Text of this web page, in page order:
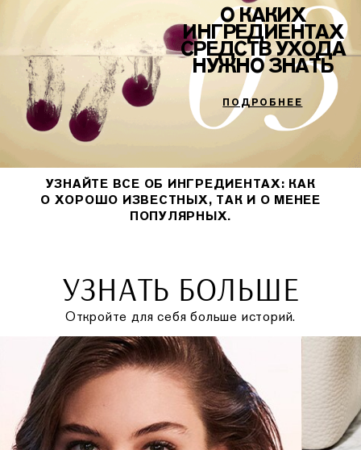
О КАКИХ
ИНГРЕДИЕНТАХ
СРЕДСТВ УХОДА
НУЖНО ЗНАТЬ
ПОДРОБНЕЕ
УЗНАЙТЕ ВСЕ ОБ ИНГРЕДИЕНТАХ: КАК
О ХОРОШО ИЗВЕСТНЫХ, ТАК И О МЕНЕЕ
ПОПУЛЯРНЫХ.
УЗНАТЬ БОЛЬШЕ
Откройте для себя больше историй.